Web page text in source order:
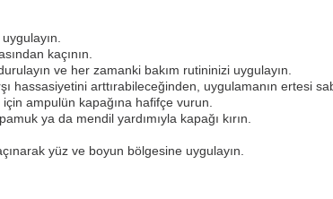
kaçının.
ve her zamanki bakım rutininizi uygulayın.
hassasiyetini arttırabileceğinden, uygulamanın ertesi
ampulün kapağına hafifçe vurun.
ya da mendil yardımıyla kapağı kırın.
yüz ve boyun bölgesine uygulayın.